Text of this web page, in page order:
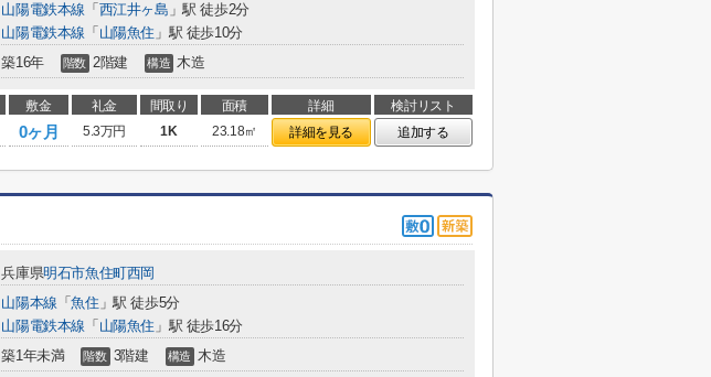
山陽電鉄本線 「 西江井ヶ島 」駅 徒歩2分
山陽電鉄本線 「 山陽魚住 」駅 徒歩10分
築16年 階数 2階建 構造 木造
敷金 礼金 間取り 面積 詳細
検討リスト
0ヶ月 5.3万円 1K 23.18㎡ 詳細を見る 追加する
兵庫県明石市魚住町西岡
山陽本線 「魚住 」駅 徒歩5分
山陽電鉄本線 「 山陽魚住 」駅 徒歩16分
築1年未満 階数 3階建 構造 木造